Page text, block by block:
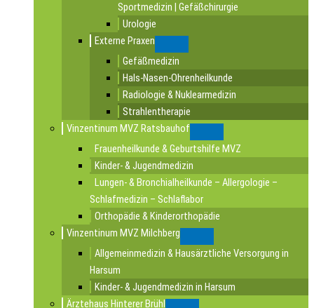
Sportmedizin | Gefäßchirurgie
Urologie
Externe Praxen
Gefäßmedizin
Hals-Nasen-Ohrenheilkunde
Radiologie & Nuklearmedizin
Strahlentherapie
Vinzentinum MVZ Ratsbauhof
Frauenheilkunde & Geburtshilfe MVZ
Kinder- & Jugendmedizin
Lungen- & Bronchialheilkunde – Allergologie –
Schlafmedizin – Schlaflabor
Orthopädie & Kinderorthopädie
Vinzentinum MVZ Milchberg
Allgemeinmedizin & Hausärztliche Versorgung in
Harsum
Kinder- & Jugendmedizin in Harsum
Ärztehaus Hinterer Brühl